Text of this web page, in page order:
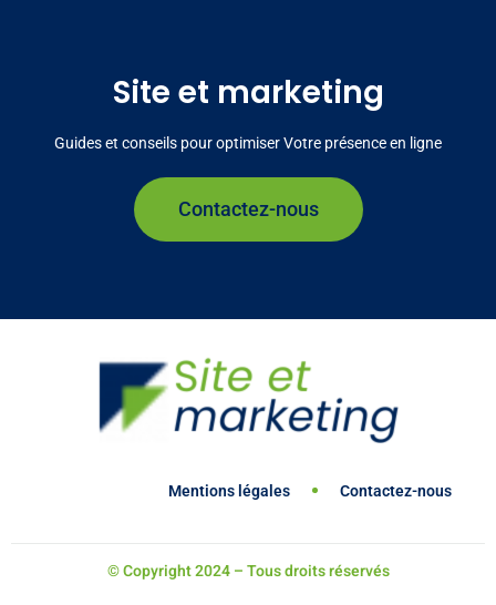
Site et marketing
Guides et conseils pour optimiser Votre présence en ligne
Contactez-nous
Mentions légales Contactez-nous
© Copyright 2024 – Tous droits réservés